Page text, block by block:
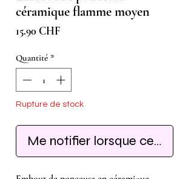
céramique flamme moyen
15.90 CHFPrix
Quantité *
Rupture de stock
Me notifier lorsque cet